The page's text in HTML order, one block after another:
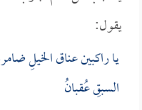
يقول:
يا راكبين عناق الخيلِ
السبقِ عُقبانُ